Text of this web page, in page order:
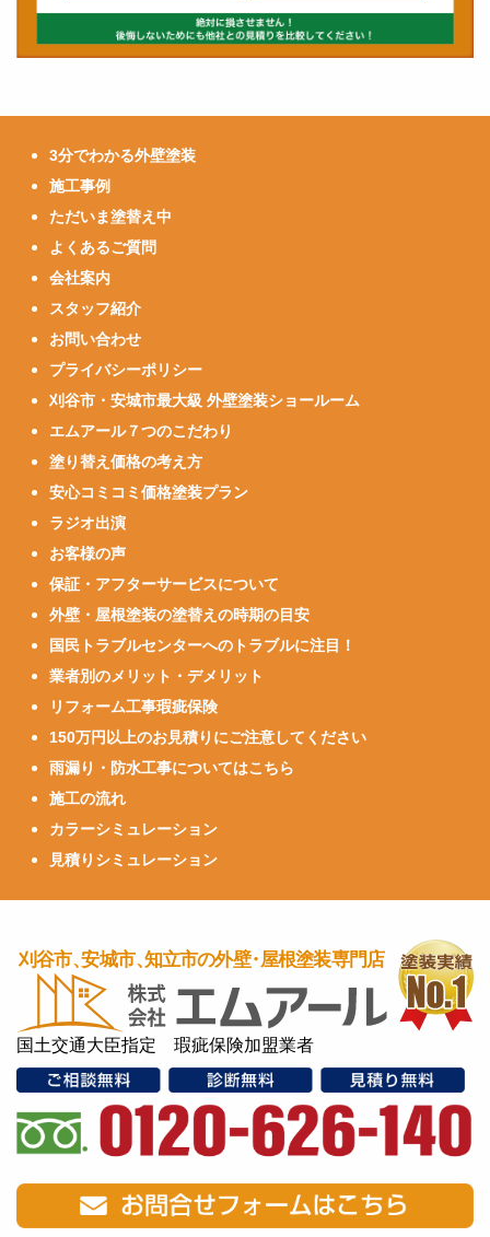
3分でわかる外壁塗装
施工事例
ただいま塗替え中
よくあるご質問
会社案内
スタッフ紹介
お問い合わせ
プライバシーポリシー
刈谷市・安城市最大級 外壁塗装ショールーム
エムアール７つのこだわり
塗り替え価格の考え方
安心コミコミ価格塗装プラン
ラジオ出演
お客様の声
保証・アフターサービスについて
外壁・屋根塗装の塗替えの時期の目安
国民トラブルセンターへのトラブルに注目！
業者別のメリット・デメリット
リフォーム工事瑕疵保険
150万円以上のお見積りにご注意してください
雨漏り・防水工事についてはこちら
施工の流れ
カラーシミュレーション
見積りシミュレーション
国土交通大臣指定 瑕疵保険加盟業者